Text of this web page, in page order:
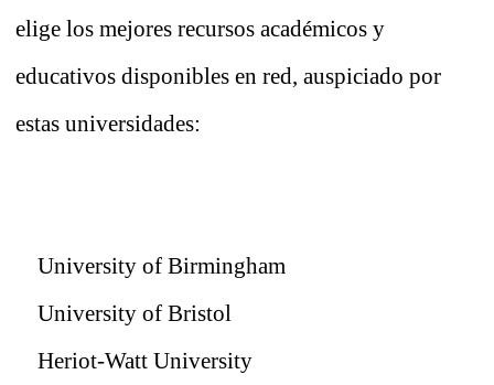
elige los mejores recursos académicos y
educativos disponibles en red, auspiciado por
estas universidades:
University of Birmingham
University of Bristol
Heriot-Watt University